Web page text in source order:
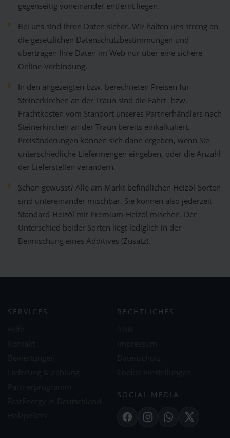
gegenseitig voneinander entfernt liegen.
Bei uns sind Ihren Daten sicher. Wir halten uns streng an
die gesetzlichen Datenschutzbestimmungen und
übertragen Ihre Daten im Web nur über eine sichere
Online-Verbindung.
In den angezeigten bzw. berechneten Preisen für
Steinerkirchen an der Traun sind die Fahrt- bzw.
Frachtkosten vom Standort unseres Partnerhändlers nach
Steinerkirchen an der Traun bereits einkalkuliert.
Preisänderungen können sich dann ergeben, wenn Sie
unterschiedliche Liefermengen eingeben, oder die Anzahl
der Lieferstellen verändern.
Schon gewusst? Alle am Markt befindlichen Heizöl-Sorten
sind untereinander mischbar. Sie können also jederzeit
Standard-Heizöl mit Premium-Heizöl mischen. Der
Unterschied beider Sorten liegt lediglich in der
Beimischung eines Additives (Zusatz).
SERVICES RECHTLICHES
SOCIAL MEDIA
FacebookInstagramWhatsApp
X